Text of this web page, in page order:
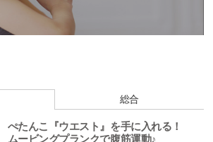
総合
ぺたんこ『ウエスト』を手に入れる！
ムービングプランクで腹筋運動♪